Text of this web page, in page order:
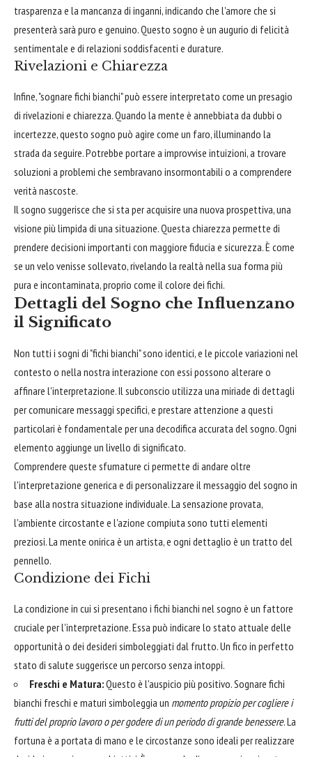
trasparenza e la mancanza di inganni, indicando che l'amore che si
presenterà sarà puro e genuino. Questo sogno è un augurio di felicità
sentimentale e di relazioni soddisfacenti e durature.
Rivelazioni e Chiarezza
Infine, "sognare fichi bianchi" può essere interpretato come un presagio
di rivelazioni e chiarezza. Quando la mente è annebbiata da dubbi o
incertezze, questo sogno può agire come un faro, illuminando la
strada da seguire. Potrebbe portare a improvvise intuizioni, a trovare
soluzioni a problemi che sembravano insormontabili o a comprendere
verità nascoste.
Il sogno suggerisce che si sta per acquisire una nuova prospettiva, una
visione più limpida di una situazione. Questa chiarezza permette di
prendere decisioni importanti con maggiore fiducia e sicurezza. È come
se un velo venisse sollevato, rivelando la realtà nella sua forma più
pura e incontaminata, proprio come il colore dei fichi.
Dettagli del Sogno che Influenzano
il Significato
Non tutti i sogni di "fichi bianchi" sono identici, e le piccole variazioni nel
contesto o nella nostra interazione con essi possono alterare o
affinare l'interpretazione. Il subconscio utilizza una miriade di dettagli
per comunicare messaggi specifici, e prestare attenzione a questi
particolari è fondamentale per una decodifica accurata del sogno. Ogni
elemento aggiunge un livello di significato.
Comprendere queste sfumature ci permette di andare oltre
l'interpretazione generica e di personalizzare il messaggio del sogno in
base alla nostra situazione individuale. La sensazione provata,
l'ambiente circostante e l'azione compiuta sono tutti elementi
preziosi. La mente onirica è un artista, e ogni dettaglio è un tratto del
pennello.
Condizione dei Fichi
La condizione in cui si presentano i fichi bianchi nel sogno è un fattore
cruciale per l'interpretazione. Essa può indicare lo stato attuale delle
opportunità o dei desideri simboleggiati dal frutto. Un fico in perfetto
stato di salute suggerisce un percorso senza intoppi.
Freschi e Matura:Questo è l'auspicio più positivo. Sognare fichi
bianchi freschi e maturi simboleggia un momento propizio per cogliere i
frutti del proprio lavoro o per godere di un periodo di grande benessere. La
fortuna è a portata di mano e le circostanze sono ideali per realizzare